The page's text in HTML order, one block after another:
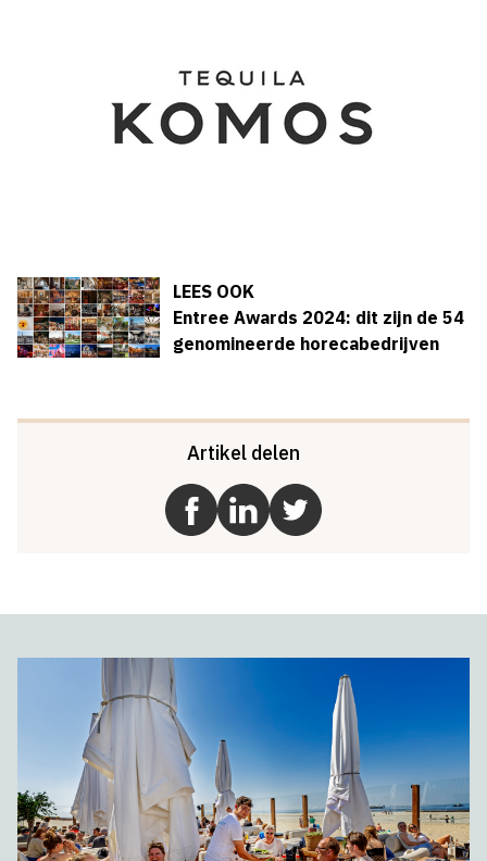
LEES OOK
Entree Awards 2024: dit zijn de 54
genomineerde horecabedrijven
Artikel delen